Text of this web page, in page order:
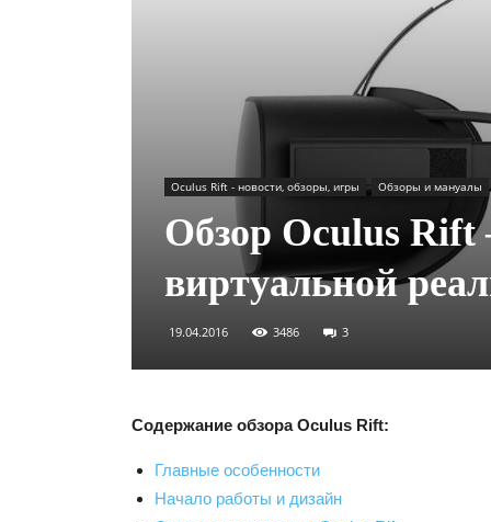
Oculus Rift - новости, обзоры, игры Обзоры и мануалы
Обзор Oculus
виртуальной
19.04.2016 3486 3
Содержание обзора Oculus Rift:
Главные особенности
Начало работы и дизайн